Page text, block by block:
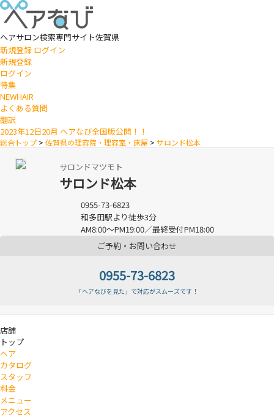
ヘアサロン検索専門サイト佐賀県
新規登録 ログイン
新規登録
ログイン
特集
NEWHAIR
よくある質問
翻訳
2023年12日20月 ヘアなび全国版公開！！
総合トップ > 佐賀県の理容院・理容室・床屋 > サロンド松本
サロンドマツモト
サロンド松本
0955-73-6823
和多田駅より徒歩3分
AM8:00～PM19:00／最終受付PM18:00
ご予約・お問い合わせ
0955-73-6823
「ヘアなびを見た」で対応がスムーズです！
店舗
トップ
ヘア
カタログ
スタッフ
料金
メニュー
アクセス